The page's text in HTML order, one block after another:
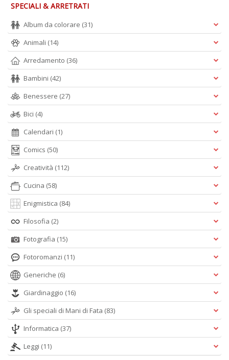
SPECIALI & ARRETRATI
Album da colorare (31)
Animali (14)
Arredamento (36)
Bambini (42)
Benessere (27)
Bici (4)
Calendari (1)
Comics (50)
Creatività (112)
Cucina (58)
Enigmistica (84)
Filosofia (2)
Fotografia (15)
Fotoromanzi (11)
Generiche (6)
Giardinaggio (16)
Gli speciali di Mani di Fata (83)
Informatica (37)
Leggi (11)